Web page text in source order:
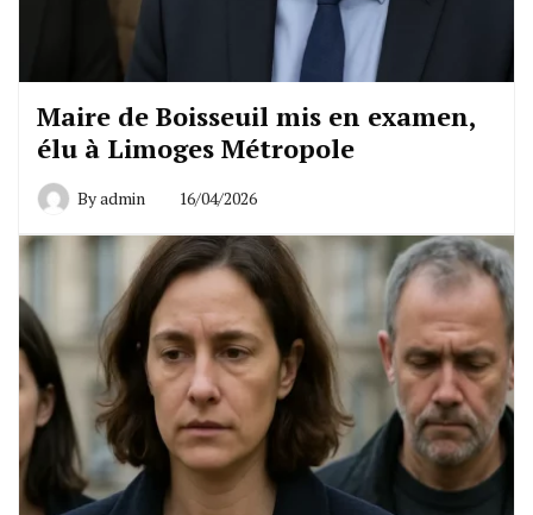
Maire de Boisseuil mis en examen,
élu à Limoges Métropole
Byadmin 16/04/2026